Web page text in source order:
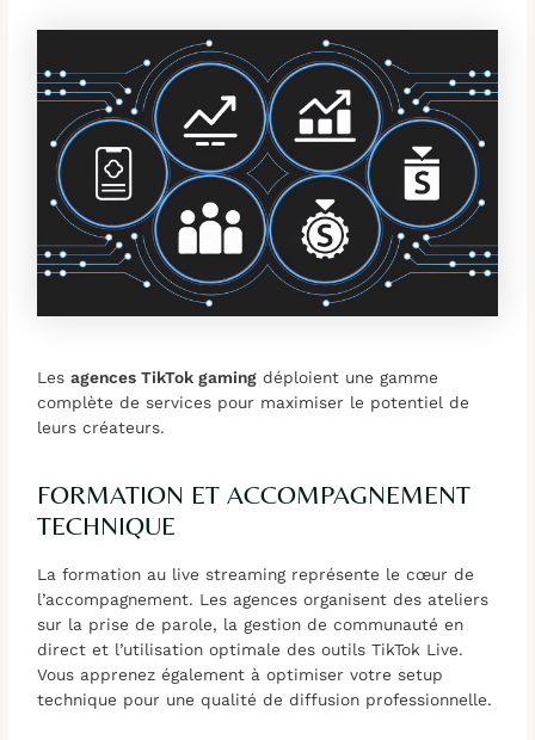
Lesagences TikTok gaming déploient une gamme
complète de services pour maximiser le potentiel de
leurs créateurs.
FORMATION ET ACCOMPAGNEMENT
TECHNIQUE
La formation au live streaming représente le cœur de
l’accompagnement. Les agences organisent des ateliers
sur la prise de parole, la gestion de communauté en
direct et l’utilisation optimale des outils TikTok Live.
Vous apprenez également à optimiser votre setup
technique pour une qualité de diffusion professionnelle.